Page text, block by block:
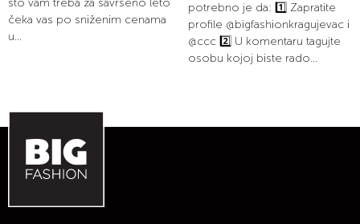
što vam treba za savršeno leto
čeka vas po sniženim cenama
u...
potrebno je da: 1️⃣ Zapratite
profile @bigfashionkragujevac i
@ccc 2️⃣ U komentaru tagujte
osobu kojoj biste rado...